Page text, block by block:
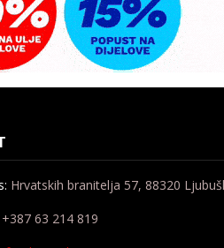
Hrvatskih branitelja 57, 88320
+387 63 214 819